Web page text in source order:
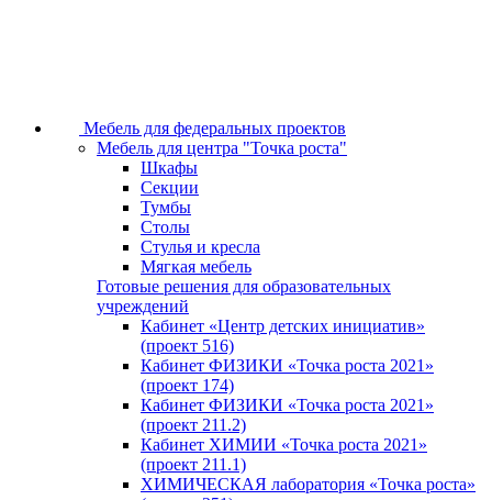
Мебель для федеральных проектов
Мебель для центра "Точка роста"
Шкафы
Секции
Тумбы
Столы
Стулья и кресла
Мягкая мебель
Готовые решения для образовательных
учреждений
Кабинет «Центр детских инициатив»
(проект 516)
Кабинет ФИЗИКИ «Точка роста 2021»
(проект 174)
Кабинет ФИЗИКИ «Точка роста 2021»
(проект 211.2)
Кабинет ХИМИИ «Точка роста 2021»
(проект 211.1)
ХИМИЧЕСКАЯ лаборатория «Точка роста»